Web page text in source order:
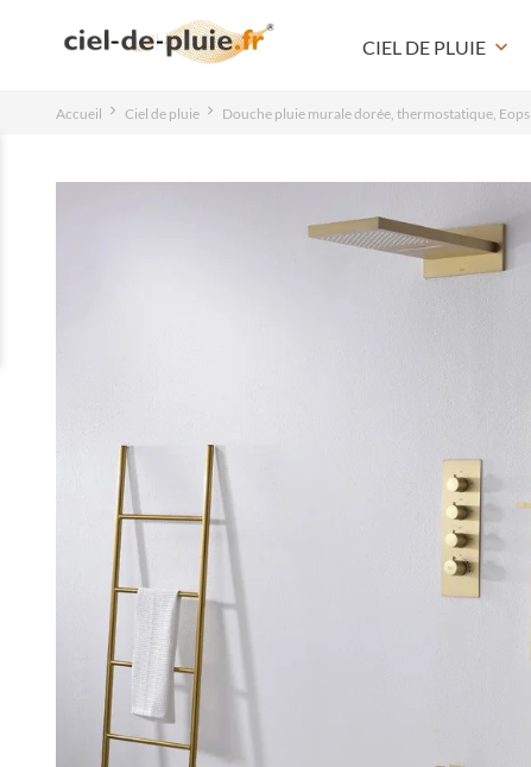
CIEL DE PLUIE keyboard_arrow_down
Accueil Ciel de pluie Douche pluie murale dorée, thermostatique, Eops